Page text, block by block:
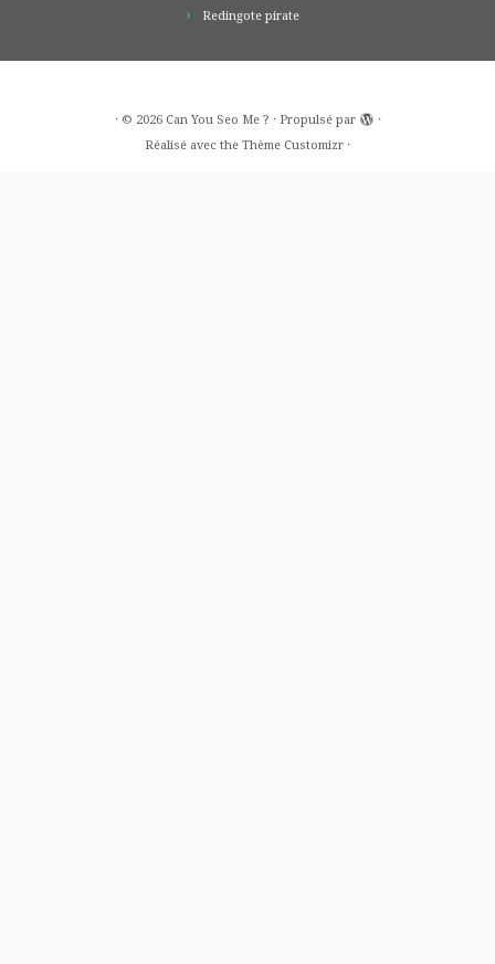
Redingote pirate
· © 2026 Can You Seo Me ? · Propulsé par
·
Réalisé avec the Thème Customizr ·